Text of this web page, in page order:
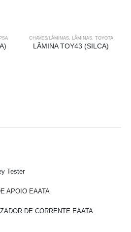
PSA CHAVES/LÂMINAS, LÂMINAS, TOYOTA
LÂMINA TOY43 (SILCA)
Tester
APOIO EAATA
DE CORRENTE EAATA